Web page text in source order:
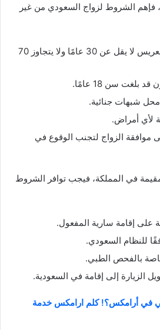
الشروط لزواج السعودي من غير
يجب أن يكون عمر العريس لا يقل عن 30 عامًا ولا يتجاوز 70
سن 18 عامًا.
محل شبهات جنائية.
لأي أمراض.
موافقة الزواج لتجنب الوقوع في
في المملكة، فيجب توافر الشروط
على إقامة سارية المفعول.
للنظام السعودي.
بالفحص الطبي.
الزيارة إلى إقامة في السعودية.
في أرامكس؟! كلم ارامكس خدمة